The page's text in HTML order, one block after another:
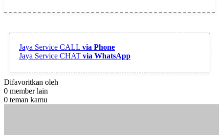
Jaya Service CALL via Phone
Jaya Service CHAT via WhatsApp
Difavoritkan oleh
0 member lain
0 teman kamu